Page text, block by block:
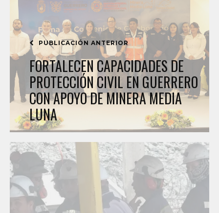
PUBLICACIÓN ANTERIOR
FORTALECEN CAPACIDADES DE
PROTECCIÓN CIVIL EN GUERRERO
CON APOYO DE MINERA MEDIA
LUNA